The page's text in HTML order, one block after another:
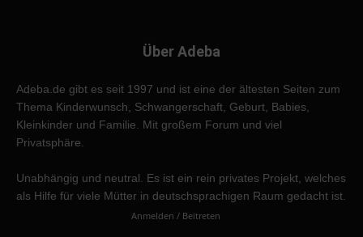
Über Adeba
Adeba.de gibt es seit 1997 und ist eine der ältesten Seiten zum
Thema Kinderwunsch, Schwangerschaft, Geburt, Babies,
Kleinkinder und Familie. Mit großem Forum und viel
Privatsphäre.
Unabhängig und neutral. Es ist ein rein privates Projekt, welches
als Hilfe für viele Mütter in deutschsprachigen Raum gedacht ist.
Anmelden / Beitreten